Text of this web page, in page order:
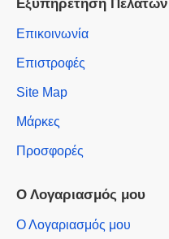
Εξυπηρέτηση Πελατών
Επικοινωνία
Επιστροφές
Site Map
Μάρκες
Προσφορές
Ο Λογαριασμός μου
Ο Λογαριασμός μου